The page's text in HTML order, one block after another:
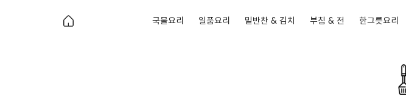
국물요리 일품요리 밑반찬 & 김치 부침 & 전 한그릇요리